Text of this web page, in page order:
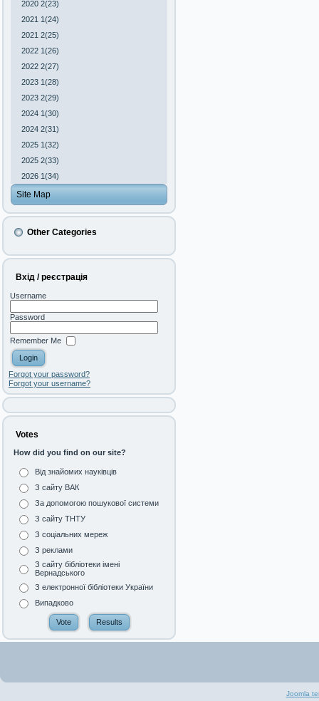
2020 2(23)
2021 1(24)
2021 2(25)
2022 1(26)
2022 2(27)
2023 1(28)
2023 2(29)
2024 1(30)
2024 2(31)
2025 1(32)
2025 2(33)
2026 1(34)
Site Map
Other Categories
Вхід / реєстрація
Username
Password
Remember Me
Forgot your password?
Forgot your username?
Votes
How did you find on our site?
Від знайомих науківців
З сайту ВАК
За допомогою пошукової системи
З сайту ТНТУ
З соціальних мереж
З реклами
З сайту бібліотеки імені
Вернадського
З електронної бібліотеки України
Випадково
Joomla